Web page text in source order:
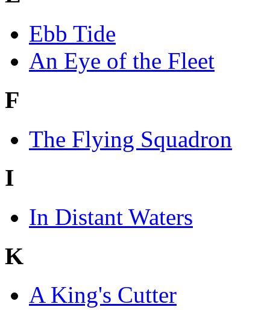
Ebb Tide
An Eye of the Fleet
F
The Flying Squadron
I
In Distant Waters
K
A King's Cutter